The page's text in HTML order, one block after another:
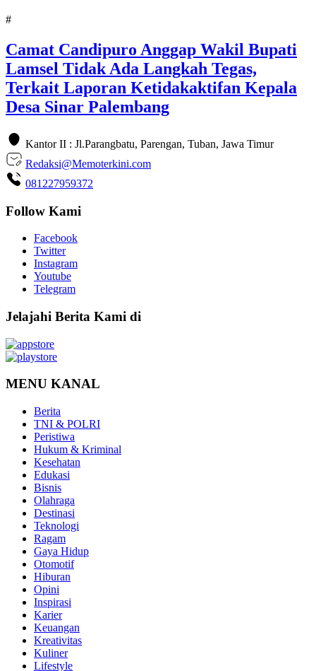
#
Camat Candipuro Anggap Wakil Bupati
Lamsel Tidak Ada Langkah Tegas,
Terkait Laporan Ketidakaktifan Kepala
Desa Sinar Palembang
Kantor II : Jl.Parangbatu, Parengan, Tuban, Jawa Timur
Redaksi@Memoterkini.com
081227959372
Follow Kami
Facebook
Twitter
Instagram
Youtube
Telegram
Jelajahi Berita Kami di
MENU KANAL
Berita
TNI & POLRI
Peristiwa
Hukum & Kriminal
Kesehatan
Edukasi
Bisnis
Olahraga
Destinasi
Teknologi
Ragam
Gaya Hidup
Otomotif
Hiburan
Opini
Inspirasi
Karier
Keuangan
Kreativitas
Kuliner
Lifestyle